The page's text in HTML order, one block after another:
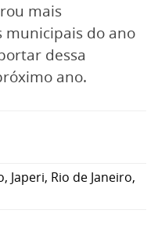
mais
municipais do ano
dessa
ano.
, Japeri, Rio de Janeiro,